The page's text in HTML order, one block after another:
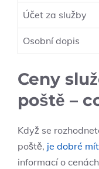
Účet za služby
Osobní dopis
Ceny
poště –
Když se
poště, je dobré
informací o